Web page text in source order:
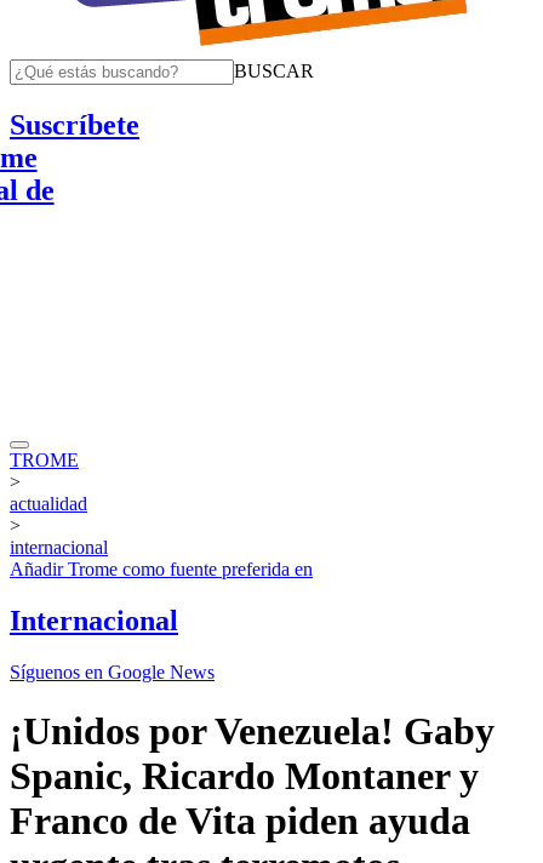
BUSCAR
Suscríbete
TROME
>
actualidad
>
internacional
AñadirTrome como fuente preferida en
Internacional
Síguenos en Google News
¡Unidos por Venezuela! Gaby
Spanic, Ricardo Montaner y
Franco de Vita piden ayuda